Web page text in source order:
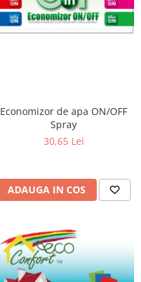
Economizor de apa ON/OFF
Spray
30,65 Lei
ADAUGA IN COS